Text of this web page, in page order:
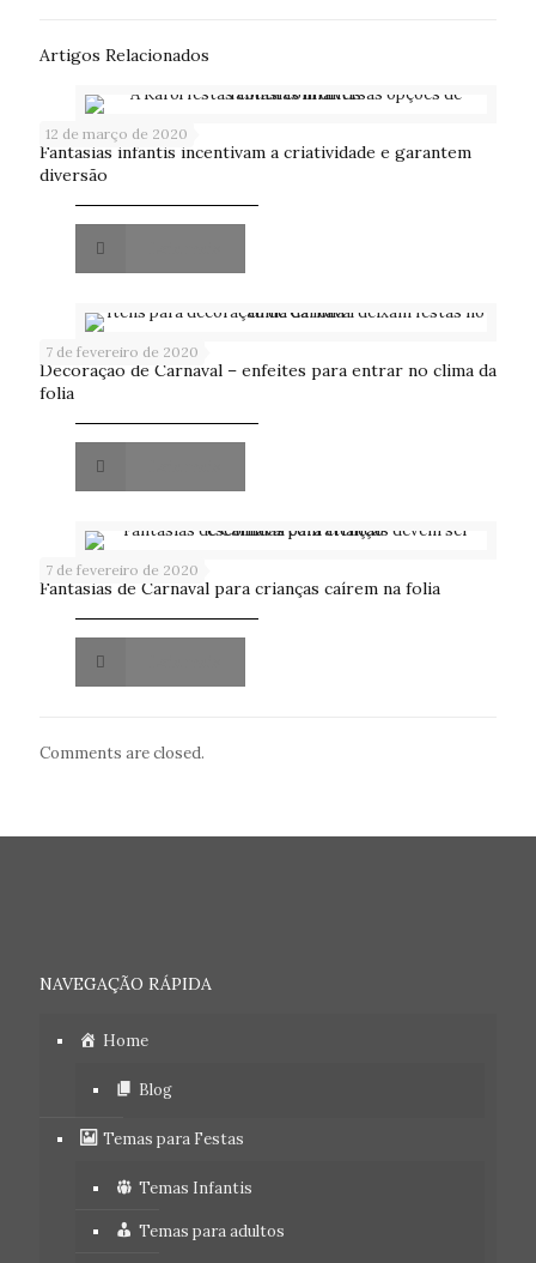
Artigos Relacionados
12 de março de 2020
Fantasias infantis incentivam a criatividade e garantem
diversão
7 de fevereiro de 2020
Decoração de Carnaval – enfeites para entrar no clima da
folia
7 de fevereiro de 2020
Fantasias de Carnaval para crianças caírem na folia
Comments are closed.
NAVEGAÇÃO RÁPIDA
Home
Blog
Temas para Festas
Temas Infantis
Temas para adultos